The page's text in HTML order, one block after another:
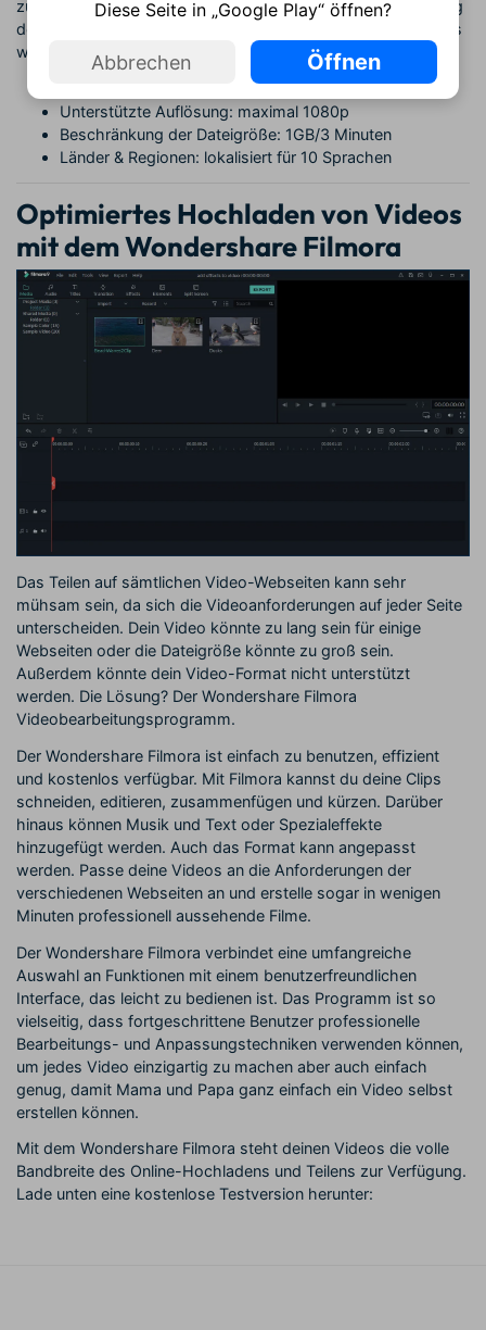
zu veröffentlichen und hochzuladen. Durch die Beschränkung
der Dateigröße eignet sich die Seite nur für sehr kurze Videos
wie Gameplay Videos, private Videos und vieles mehr.
Zulässige Video-Formate: nahezu jedes Format
Unterstützte Auflösung: maximal 1080p
Beschränkung der Dateigröße: 1GB/3 Minuten
Länder & Regionen: lokalisiert für 10 Sprachen
Optimiertes Hochladen von Videos
mit dem Wondershare Filmora
Das Teilen auf sämtlichen Video-Webseiten kann sehr
mühsam sein, da sich die Videoanforderungen auf jeder Seite
unterscheiden. Dein Video könnte zu lang sein für einige
Webseiten oder die Dateigröße könnte zu groß sein.
Außerdem könnte dein Video-Format nicht unterstützt
werden. Die Lösung? Der Wondershare Filmora
Videobearbeitungsprogramm.
Der Wondershare Filmora ist einfach zu benutzen, effizient
und kostenlos verfügbar. Mit Filmora kannst du deine Clips
schneiden, editieren, zusammenfügen und kürzen. Darüber
hinaus können Musik und Text oder Spezialeffekte
hinzugefügt werden. Auch das Format kann angepasst
werden. Passe deine Videos an die Anforderungen der
verschiedenen Webseiten an und erstelle sogar in wenigen
Minuten professionell aussehende Filme.
Der Wondershare Filmora verbindet eine umfangreiche
Auswahl an Funktionen mit einem benutzerfreundlichen
Interface, das leicht zu bedienen ist. Das Programm ist so
vielseitig, dass fortgeschrittene Benutzer professionelle
Bearbeitungs- und Anpassungstechniken verwenden können,
um jedes Video einzigartig zu machen aber auch einfach
genug, damit Mama und Papa ganz einfach ein Video selbst
erstellen können.
Mit dem Wondershare Filmora steht deinen Videos die volle
Bandbreite des Online-Hochladens und Teilens zur Verfügung.
Lade unten eine kostenlose Testversion herunter:
Diese Seite in „Google Play“ öffnen?
Abbrechen Öffnen